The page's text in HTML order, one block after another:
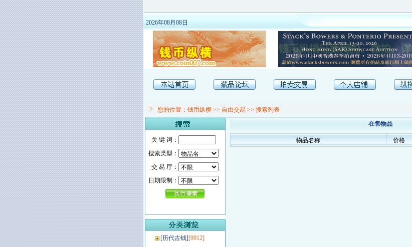
2026年08月08日
您的位置： 钱币纵横>> 自由交易>> 搜索列表
关 键 词：
搜索类型：
交 易 厅：
日期限制：
[历代古钱][9912]
在售物品
物品名称 价格